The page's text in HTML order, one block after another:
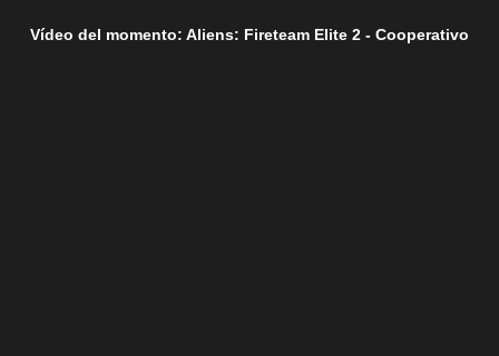
Vídeo del momento: Aliens: Fireteam Elite 2 - Cooperativo